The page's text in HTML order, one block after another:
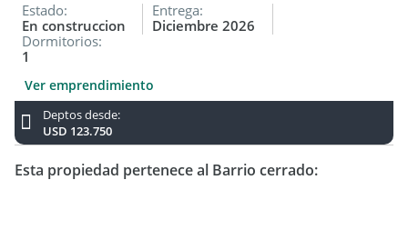
Estado:
En construccion
Entrega:
Diciembre 2026
Dormitorios:
1
Ver emprendimiento
Deptos desde:
USD 123.750
Esta propiedad pertenece al Barrio cerrado: